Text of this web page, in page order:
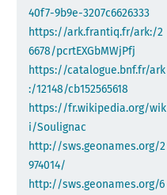
40f7-9b9e-3207c6626333
https://ark.frantiq.fr/ark:/2
6678/pcrtEXGbMWjPfj
https://catalogue.bnf.fr/ark
:/12148/cb152565618
https://fr.wikipedia.org/wik
i/Soulignac
http://sws.geonames.org/2
974014/
http://sws.geonames.org/6